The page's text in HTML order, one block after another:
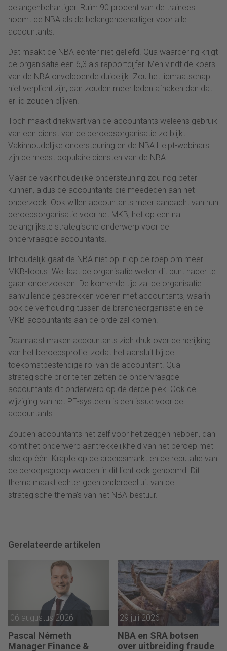
belangenbehartiger. Ruim 90 procent van de trainees
noemt de NBA als de belangenbehartiger voor alle
accountants.
Dat maakt de NBA echter niet geliefd. Qua waardering krijgt
de organisatie een 6,3 als rapportcijfer. Men vindt de koers
van de NBA onvoldoende duidelijk. Zou het lidmaatschap
niet verplicht zijn, dan zouden meer leden afhaken dan dat
er lid zouden blijven.
Toch maakt driekwart van de accountants weleens gebruik
van een dienst van de beroepsorganisatie zo blijkt.
Vakinhoudelijke ondersteuning en de NBA Helpt-webinars
zijn de meest populaire diensten van de NBA.
Maar de vakinhoudelijke ondersteuning zou nog beter
kunnen, aldus de accountants die meededen aan het
onderzoek. Ook willen accountants meer aandacht van hun
beroepsorganisatie voor het MKB, het op een na
belangrijkste strategische onderwerp voor de
ondervraagde accountants.
Inhoudelijk gaat de NBA niet op in op de roep om meer
MKB-focus. Wel laat de organisatie weten dit punt nader te
gaan onderzoeken. De komende tijd zal de organisatie
aanvullende gesprekken voeren met accountants, waarin
ook de verhouding tussen de brancheorganisatie en de
MKB-accountants aan de orde zal komen.
Daarnaast maken accountants zich druk over de herijking
van het beroepsprofiel zodat het aansluit bij de
toekomstbestendige rol van de accountant. Qua
strategische prioriteiten zetten de ondervraagde
accountants dit onderwerp op de derde plek. Ook de
wijziging van het PE-systeem is een issue voor de
accountants.
Zouden accountants het zelf voor het zeggen hebben, dan
komt het onderwerp aantrekkelijkheid van het beroep met
stip op één. Krapte op de arbeidsmarkt en de reputatie van
de beroepsgroep worden in dit licht ook genoemd. Dit
thema maakt echter geen onderdeel uit van de
strategische thema’s van het NBA-bestuur.
Gerelateerde artikelen
06 augustus 2026
Pascal Németh
Manager Finance &
29 juli 2026
NBA en SRA botsen
over uitbreiding fraude